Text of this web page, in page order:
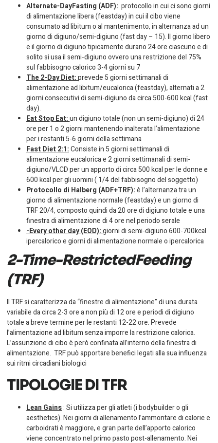
Alternate-DayFasting (ADF): protocollo in cui ci sono giorni
di alimentazione libera (feastday) in cui il cibo viene
consumato ad libitum o al mantenimento, in alternanza ad un
giorno di digiuno/semi-digiuno (fast day – 15). Il giorno libero
e il giorno di digiuno tipicamente durano 24 ore ciascuno e di
solito si usa il semi-digiuno ovvero una restrizione del 75%
sul fabbisogno calorico 3-4 giorni su 7
The 2-Day Diet:prevede 5 giorni settimanali di
alimentazione ad libitum/eucalorica (feastday), alternati a 2
giorni consecutivi di semi-digiuno da circa 500-600 kcal (fast
day).
Eat Stop Eat:un digiuno totale (non un semi-digiuno) di 24
ore per 1 o 2 giorni mantenendo inalterata l’alimentazione
per i restanti 5-6 giorni della settimana
Fast Diet 2:1:Consiste in 5 giorni settimanali di
alimentazione eucalorica e 2 giorni settimanali di semi-
digiuno/VLCD per un apporto di circa 500 kcal per le donne e
600 kcal per gli uomini ( 1/4 del fabbisogno del soggetto)
Protocollo di Halberg (ADF+TRF):è l’alternanza tra un
giorno di alimentazione normale (feastday) e un giorno di
TRF 20/4, composto quindi da 20 ore di digiuno totale e una
finestra di alimentazione di 4 ore nel periodo serale
-Every other day (EOD):giorni di semi-digiuno 600-700kcal
ipercalorico e giorni di alimentazione normale o ipercalorica
2-Time-RestrictedFeeding
(TRF)
Il TRF si caratterizza da “finestre di alimentazione” di una durata
variabile da circa 2-3 ore a non più di 12 ore e periodi di digiuno
totale a breve termine per le restanti 12-22 ore. Prevede
l’alimentazione ad libitum senza imporre la restrizione calorica.
L’assunzione di cibo è però confinata all’interno della finestra di
alimentazione. TRF può apportare benefici legati alla sua influenza
sui ritmi circadiani biologici
TIPOLOGIE DI TFR
Lean Gains: Si utilizza per gli atleti (i bodybuilder o gli
aesthetics). Nei giorni di allenamento l’ammontare di calorie e
carboidrati è maggiore, e gran parte dell’apporto calorico
viene concentrato nel primo pasto post-allenamento. Nei